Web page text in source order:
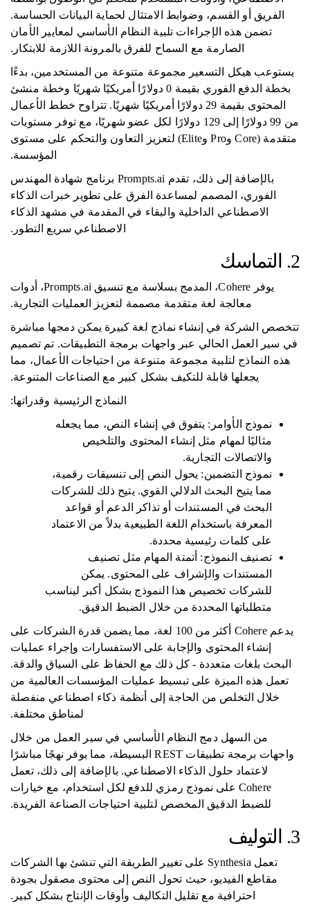
الفريق أو القسم، وضوابط الامتثال لحماية البيانات الحساسة.
تضمن هذه الإجراءات تلبية النظام الأساسي لمعايير الأمان
الصارمة مع السماح للفرق بالمرونة اللازمة للابتكار.
يستوعب هيكل التسعير مجموعة متنوعة من المستخدمين، بدءًا
بخطة الدفع الفوري بقيمة 0 دولارًا أمريكيًا شهريًا وخطة منشئ
المحتوى بقيمة 29 دولارًا أمريكيًا شهريًا. تتراوح خطط الأعمال
من 99 دولارًا إلى 129 دولارًا لكل عضو شهريًا، مع توفر مستويات
متقدمة (Core وPro وElite) لتعزيز التعاون والتحكم على مستوى
المؤسسة.
بالإضافة إلى ذلك، تقدم Prompts.ai برنامج شهادة المهندس
الفوري، المصمم لمساعدة الفرق على تطوير خبرات الذكاء
الاصطناعي الداخلية والبقاء في المقدمة في مشهد الذكاء
الاصطناعي سريع التطور.
2. التماسك
يوفر Cohere، المدمج بسلاسة مع تنسيق Prompts.ai، أدوات
معالجة لغة متقدمة مصممة لتعزيز العمليات التجارية.
تتخصص الشركة في إنشاء نماذج لغة كبيرة يمكن دمجها مباشرة
في سير العمل الحالي عبر واجهات برمجة التطبيقات. تم تصميم
هذه النماذج لتلبية مجموعة متنوعة من احتياجات الأعمال، مما
يجعلها قابلة للتكيف بشكل كبير مع الصناعات المتنوعة.
النماذج الرئيسية وقدراتها:
نموذج الأوامر: يتفوق في إنشاء النص، مما يجعله
مثاليًا لمهام مثل إنشاء المحتوى والتلخيص
والاتصالات التجارية.
نموذج التضمين: يحول النص إلى تنسيقات رقمية،
مما يتيح البحث الدلالي القوي. يتيح ذلك للشركات
البحث في المستندات أو تذاكر الدعم أو قواعد
المعرفة باستخدام اللغة الطبيعية بدلاً من الاعتماد
على كلمات رئيسية محددة.
تصنيف النموذج: أتمتة المهام مثل تصنيف
المستندات والإشراف على المحتوى. يمكن
للشركات تخصيص هذا النموذج بشكل أكبر ليناسب
متطلباتها المحددة من خلال الضبط الدقيق.
يدعم Cohere أكثر من 100 لغة، مما يضمن قدرة الشركات على
إنشاء المحتوى والإجابة على الاستفسارات وإجراء عمليات
البحث بلغات متعددة - كل ذلك مع الحفاظ على السياق والدقة.
تعمل هذه الميزة على تبسيط عمليات المؤسسات العالمية من
خلال التخلص من الحاجة إلى أنظمة ذكاء اصطناعي منفصلة
لمناطق مختلفة.
من السهل دمج النظام الأساسي في سير العمل من خلال
واجهات برمجة تطبيقات REST البسيطة، مما يوفر نهجًا مباشرًا
لاعتماد حلول الذكاء الاصطناعي. بالإضافة إلى ذلك، تعمل
Cohere على نموذج رمزي للدفع لكل استخدام، مع خيارات
للضبط الدقيق المخصص لتلبية احتياجات الصناعة الفريدة.
3. التوليف
تعمل Synthesia على تغيير الطريقة التي تنشئ بها الشركات
مقاطع الفيديو، حيث تحول النص إلى محتوى مصقول بجودة
احترافية مع تقليل التكاليف وأوقات الإنتاج بشكل كبير.